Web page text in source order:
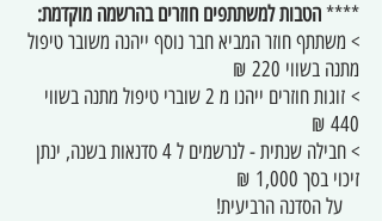
****הטבות למשתתפים חוזרים בהרשמה מוקדמת:
> משתתף חוזר המביא חבר נוסף ייהנה משובר טיפול
מתנה בשווי 220
₪
> זוגות חוזרים ייהנו מ 2 שוברי טיפול מתנה בשווי
440 ₪
> חבילה שנתית - לנרשמים ל 4 סדנאות בשנה, ינתן
זיכוי בסך 1,000 ₪
על הסדנה הרביעית!